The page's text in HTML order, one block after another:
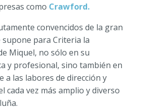
como Crawford.
convencidos de la gran
para Criteria la
Miquel, no sólo en su
y profesional, sino también en
a las labores de dirección y
cada vez más amplio y diverso